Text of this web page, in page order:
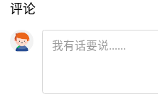
评论